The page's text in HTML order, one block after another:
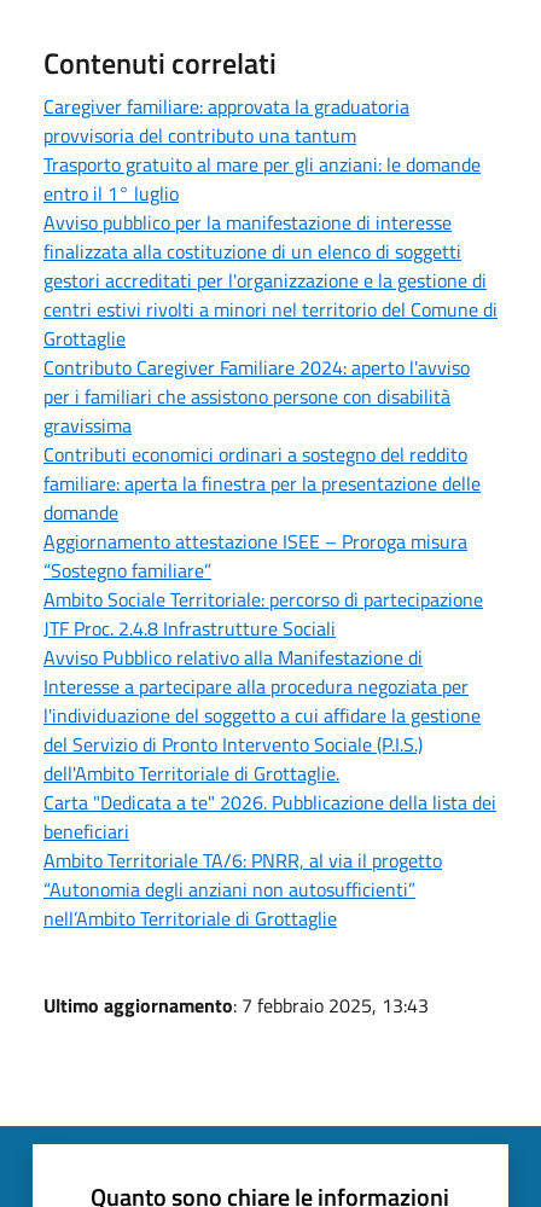
Contenuti correlati
Caregiver familiare: approvata la graduatoria
provvisoria del contributo una tantum
Trasporto gratuito al mare per gli anziani: le domande
entro il 1° luglio
Avviso pubblico per la manifestazione di interesse
finalizzata alla costituzione di un elenco di soggetti
gestori accreditati per l'organizzazione e la gestione di
centri estivi rivolti a minori nel territorio del Comune di
Grottaglie
Contributo Caregiver Familiare 2024: aperto l'avviso
per i familiari che assistono persone con disabilità
gravissima
Contributi economici ordinari a sostegno del reddito
familiare: aperta la finestra per la presentazione delle
domande
Aggiornamento attestazione ISEE – Proroga misura
“Sostegno familiare”
Ambito Sociale Territoriale: percorso di partecipazione
JTF Proc. 2.4.8 Infrastrutture Sociali
Avviso Pubblico relativo alla Manifestazione di
Interesse a partecipare alla procedura negoziata per
l'individuazione del soggetto a cui affidare la gestione
del Servizio di Pronto Intervento Sociale (P.I.S.)
dell'Ambito Territoriale di Grottaglie.
Carta "Dedicata a te" 2026. Pubblicazione della lista dei
beneficiari
Ambito Territoriale TA/6: PNRR, al via il progetto
“Autonomia degli anziani non autosufficienti”
nell’Ambito Territoriale di Grottaglie
Ultimo aggiornamento: 7 febbraio 2025, 13:43
Quanto sono chiare le informazioni